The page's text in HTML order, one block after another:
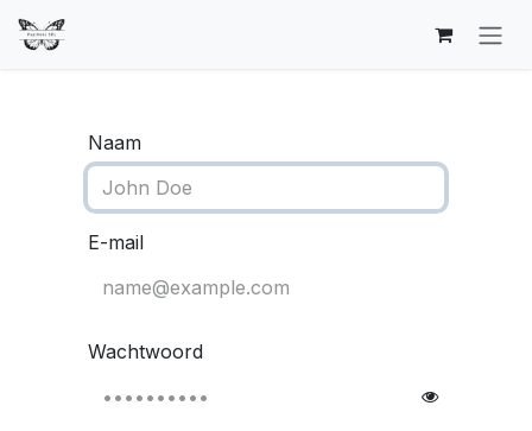
Overslaan naar inhoud
Naam
E-mail
Wachtwoord